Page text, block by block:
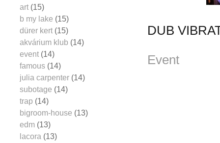
DUB
Event
art (15)
b my lake (15)
dürer kert (15)
akvárium klub (14)
event (14)
famous (14)
julia carpenter (14)
subotage (14)
trap (14)
bigroom-house (13)
edm (13)
lacora (13)